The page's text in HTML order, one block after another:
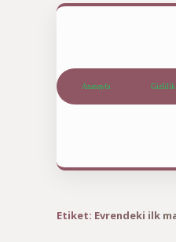
Anasayfa Gizlilik
Etiket: Evrendeki ilk